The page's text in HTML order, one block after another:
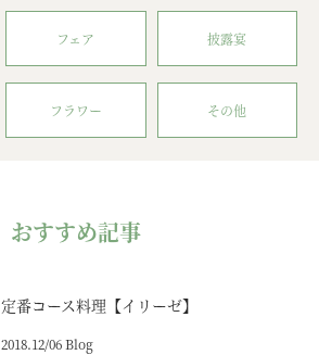
フェア 披露宴
フラワー その他
おすすめ記事
定番コース料理【イリーゼ】
2018.12/06 Blog